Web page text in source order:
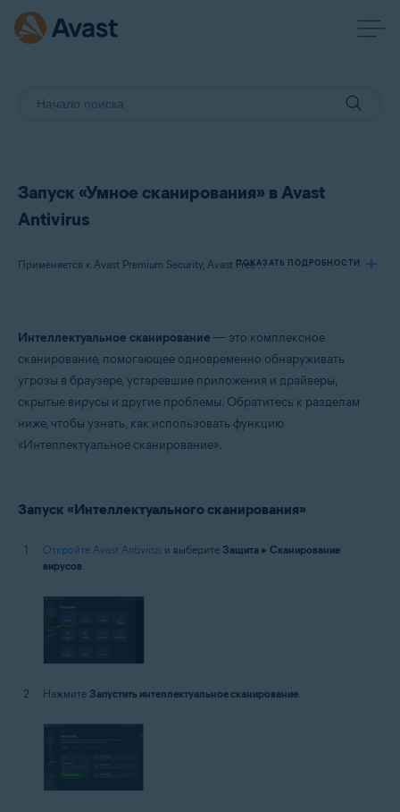
Запуск «Умное сканирования» в Avast
Antivirus
Применяется к Avast Premium Security, Avast Free Antivirus
ПОКАЗАТЬ ПОДРОБНОСТИ
Avast Premium Security
Операционные системы:
Интеллектуальное сканирование — это комплексное
сканирование, помогающее одновременно обнаруживать
угрозы в браузере, устаревшие приложения и драйверы,
скрытые вирусы и другие проблемы. Обратитесь к разделам
ниже, чтобы узнать, как использовать функцию
«Интеллектуальное сканирование».
Запуск «Интеллектуального сканирования»
Откройте Avast Antivirus и выберите Защита ▸ Сканирование
вирусов.
Нажмите Запустить интеллектуальное сканирование.